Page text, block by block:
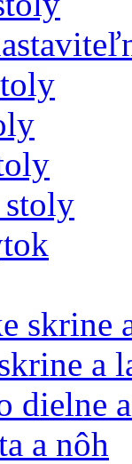
skrine
a
dielne
a nôh